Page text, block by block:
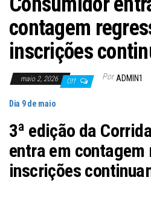
contagem
inscrições
maio 2, 2026 Off Por ADMIN1
Dia 9 de maio
3ª edição da
entra em contagem
inscrições